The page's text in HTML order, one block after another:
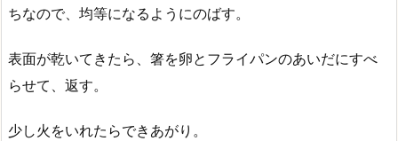
ちなので、均等になるようにのばす。
表面が乾いてきたら、箸を卵とフライパンのあいだにすべ
らせて、返す。
少し火をいれたらできあがり。